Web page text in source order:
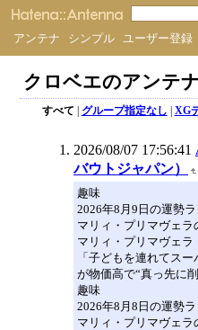
アンテナ シンプル ユーザー登録
クロベエのアンテナ
すべて | グループ指定なし | XG
2026/08/07 17:56:41
バウトジャパン）
趣味
2026年8月9日の運勢
マリィ・プリマヴェラ
マリィ・プリマヴェラ
「子どもを連れてス
が物価高で“真っ先に
趣味
2026年8月8日の運勢
マリィ・プリマヴェラ